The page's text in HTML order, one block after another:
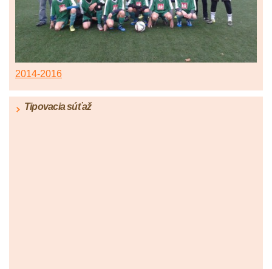
2014-2016
Tipovacia súťaž